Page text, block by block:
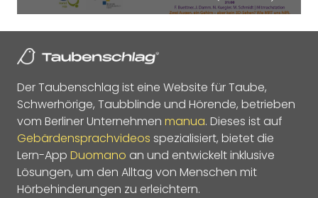
Der Taubenschlag ist eine Website für Taube,
Schwerhörige, Taubblinde und Hörende, betrieben
vom Berliner Unternehmen manua. Dieses ist auf
Gebärdensprachvideos spezialisiert, bietet die
Lern-App Duomano an und entwickelt inklusive
Lösungen, um den Alltag von Menschen mit
Hörbehinderungen zu erleichtern.